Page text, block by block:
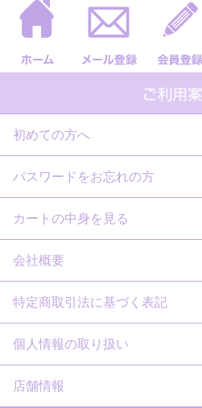
初めての方へ
パスワードをお忘れの方
カートの中身を見る
会社概要
特定商取引法に基づく表記
個人情報の取り扱い
店舗情報